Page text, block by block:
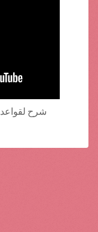
شرح لقواعد